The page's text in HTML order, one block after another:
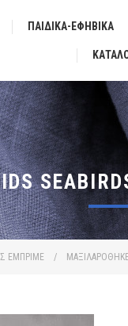
ΠΑΙΔΙΚΑ-ΕΦΗΒΙΚΑ
ΕΜΠΡΙΜΕ /